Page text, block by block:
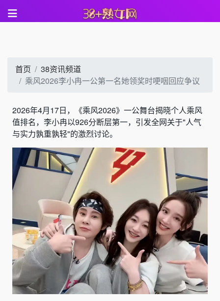
首页
38资讯频道
乘风2026李小冉一公第一名她领奖时哽咽回应争议
2026年4月17日，《乘风2026》一公舞台揭晓个人乘风
值排名，李小冉以926分断层第一，引发全网关于"人气
与实力孰重孰轻"的激烈讨论。